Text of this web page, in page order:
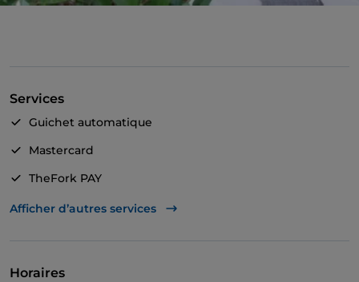
Services
Guichet automatique
Mastercard
TheFork PAY
UnionPay via TheFork PAY
Afficher d’autres services
Horaires